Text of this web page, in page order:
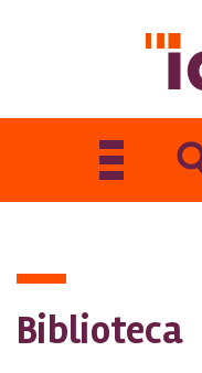
Toggle
navigation
Biblioteca